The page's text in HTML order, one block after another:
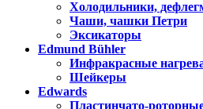
Холодильники,
Чаши, чашки Петри
Эксикаторы
Edmund Bühler
Инфракрасные
Шейкеры
Edwards
Пластинчато-